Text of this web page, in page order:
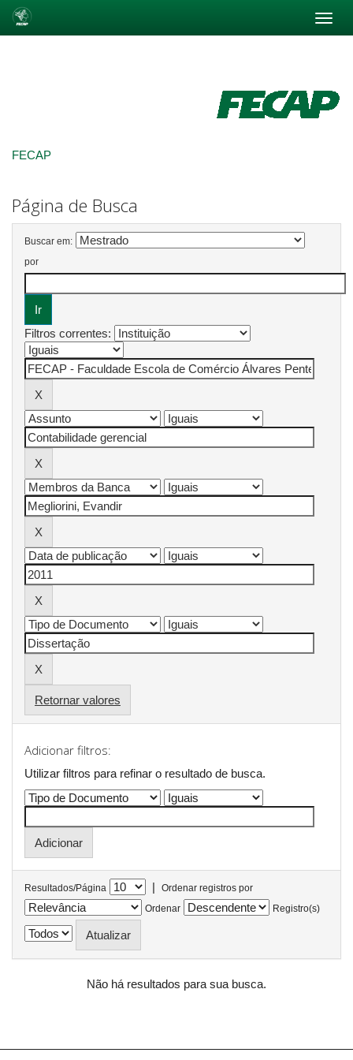
FECAP
Página de Busca
Buscar em:
por
Filtros correntes:
Retornar valores
Adicionar filtros:
Utilizar filtros para refinar o resultado de busca.
Resultados/Página |
Ordenar registros por
Ordenar
Registro(s)
Não há resultados para sua busca.